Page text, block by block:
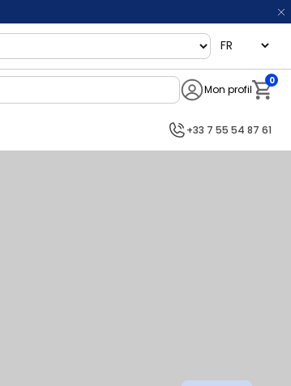
language
Mon profil
0
+33 7 55 54 87 61